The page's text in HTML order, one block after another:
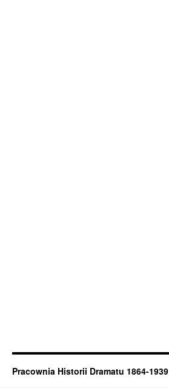
Pracownia Historii Dramatu 1864-1939